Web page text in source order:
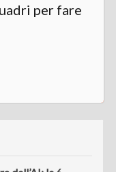
per fare